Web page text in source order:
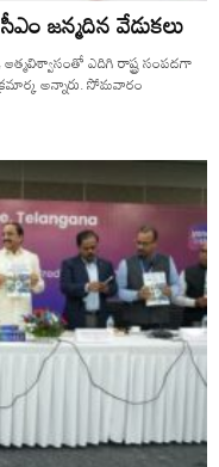
జన్మదిన వేడుకలు
ఆత్మవిశ్వాసంతో ఎదిగి రాష్ట్ర సంపదగా
అన్నారు. సోమవారం